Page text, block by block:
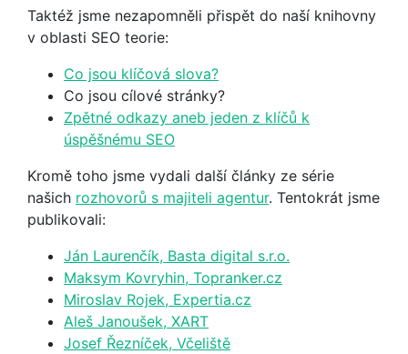
Taktéž jsme nezapomněli přispět do naší knihovny
v oblasti SEO teorie:
Co jsou klíčová slova?
Co jsou cílové stránky?
Zpětné odkazy aneb jeden z klíčů k
úspěšnému SEO
Kromě toho jsme vydali další články ze série
našich rozhovorů s majiteli agentur. Tentokrát jsme
publikovali:
Ján Laurenčík, Basta digital s.r.o.
Maksym Kovryhin, Topranker.cz
Miroslav Rojek, Expertia.cz
Aleš Janoušek, XART
Josef Řezníček, Včeliště